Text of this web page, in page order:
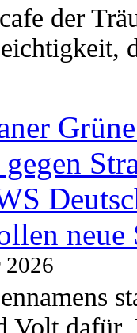
der
neue
2026
Volt